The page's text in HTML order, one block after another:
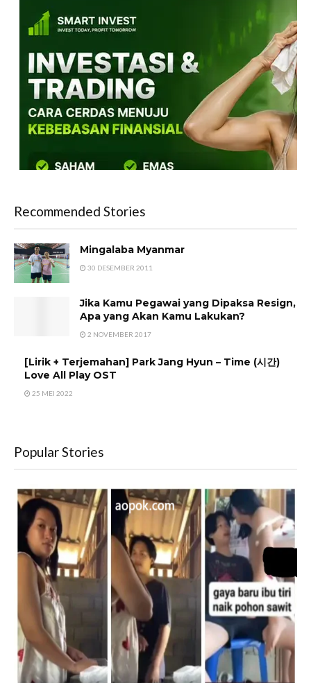
Recommended Stories
Mingalaba Myanmar
30 DESEMBER 2011
Jika Kamu Pegawai yang Dipaksa Resign,
Apa yang Akan Kamu Lakukan?
2 NOVEMBER 2017
[Lirik + Terjemahan] Park Jang Hyun – Time (시간)
Love All Play OST
25 MEI 2022
Popular Stories